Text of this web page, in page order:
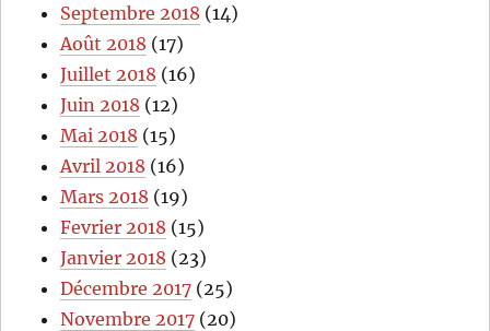
Septembre 2018 (14)
Août 2018 (17)
Juillet 2018 (16)
Juin 2018 (12)
Mai 2018 (15)
Avril 2018 (16)
Mars 2018 (19)
Fevrier 2018 (15)
Janvier 2018 (23)
Décembre 2017 (25)
Novembre 2017 (20)